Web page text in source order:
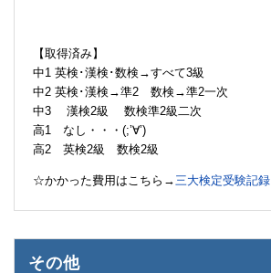
【取得済み】
中1 英検･漢検･数検→すべて3級
中2 英検･漢検→準2 数検→準2一次
中3 漢検2級 数検準2級二次
高1 なし・・・(;’∀’)
高2 英検2級 数検2級
☆かかった費用はこちら→三大検定受験記録
その他